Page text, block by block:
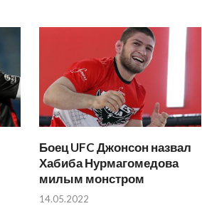
Боец UFC Джонсон назвал
Хабиба Нурмагомедова
милым монстром
14.05.2022